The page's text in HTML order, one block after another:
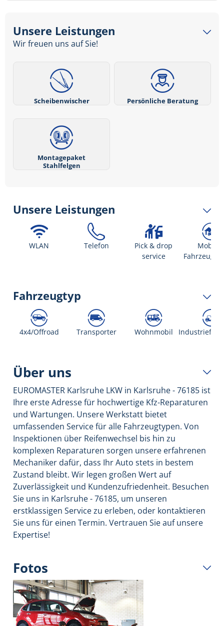
Unsere Leistungen
Wir freuen uns auf Sie!
Scheibenwischer Persönliche Beratung
Montagepaket
Stahlfelgen
Unsere Leistungen
WLAN Telefon
Pick & drop
service
Mobiler
Fahrzeugtyp
4x4/Offroad Transporter Wohnmobil
Über uns
EUROMASTER Karlsruhe LKW in Karlsruhe - 76185 ist
Ihre erste Adresse für hochwertige Kfz-Reparaturen
und Wartungen. Unsere Werkstatt bietet
umfassenden Service für alle Fahrzeugtypen. Von
Inspektionen über Reifenwechsel bis hin zu
komplexen Reparaturen sorgen unsere erfahrenen
Mechaniker dafür, dass Ihr Auto stets in bestem
Zustand bleibt. Wir legen großen Wert auf
Zuverlässigkeit und Kundenzufriedenheit. Besuchen
Sie uns in Karlsruhe - 76185, um unseren
erstklassigen Service zu erleben, oder kontaktieren
Sie uns für einen Termin. Vertrauen Sie auf unsere
Expertise!
Fotos